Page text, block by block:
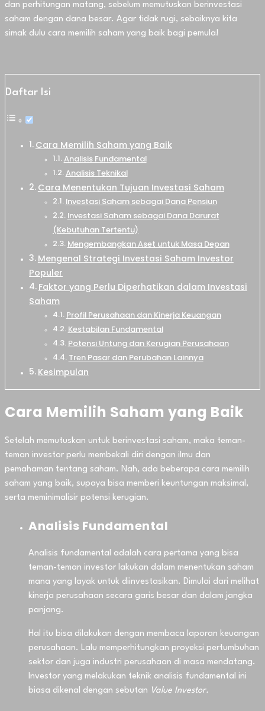
dan perhitungan matang, sebelum memutuskan berinvestasi
saham dengan dana besar. Agar tidak rugi, sebaiknya kita
simak dulu cara memilih saham yang baik bagi pemula!
Daftar Isi
Cara Memilih Saham yang Baik
Analisis Fundamental
Analisis Teknikal
Cara Menentukan Tujuan Investasi Saham
Investasi Saham sebagai Dana Pensiun
Investasi Saham sebagai Dana Darurat
(Kebutuhan Tertentu)
Mengembangkan Aset untuk Masa Depan
Mengenal Strategi Investasi Saham Investor
Populer
Faktor yang Perlu Diperhatikan dalam Investasi
Saham
Profil Perusahaan dan Kinerja Keuangan
Kestabilan Fundamental
Potensi Untung dan Kerugian Perusahaan
Tren Pasar dan Perubahan Lainnya
Kesimpulan
Cara Memilih Saham yang Baik
Setelah memutuskan untuk berinvestasi saham, maka teman-
teman investor perlu membekali diri dengan ilmu dan
pemahaman tentang saham. Nah, ada beberapa cara memilih
saham yang baik, supaya bisa memberi keuntungan maksimal,
serta meminimalisir potensi kerugian.
Analisis Fundamental
Analisis fundamental adalah cara pertama yang bisa
teman-teman investor lakukan dalam menentukan saham
mana yang layak untuk diinvestasikan. Dimulai dari melihat
kinerja perusahaan secara garis besar dan dalam jangka
panjang.
Hal itu bisa dilakukan dengan membaca laporan keuangan
perusahaan. Lalu memperhitungkan proyeksi pertumbuhan
sektor dan juga industri perusahaan di masa mendatang.
Investor yang melakukan teknik analisis fundamental ini
biasa dikenal dengan sebutan Value Investor.